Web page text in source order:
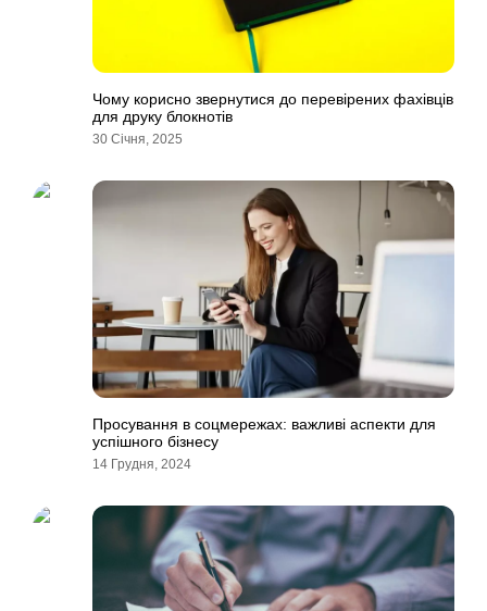
Чому корисно звернутися до перевірених фахівців
для друку блокнотів
30 Січня, 2025
Просування в соцмережах: важливі аспекти для
успішного бізнесу
14 Грудня, 2024